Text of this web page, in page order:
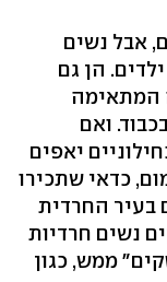
אבל נשים
הן גם
המתאימה
ואם
יאפים
המינימום, כדאי שתכירו
בעיר החרדית
נשים חרדיות
ממש, כגון